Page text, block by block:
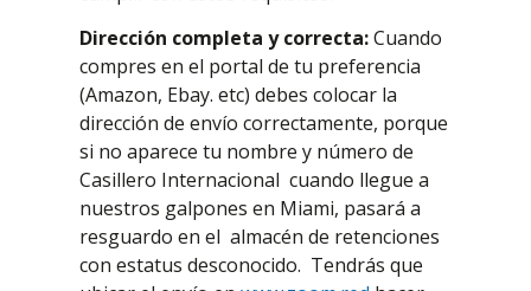
Dirección completa y correcta:Cuando
compres en el portal de tu preferencia
(Amazon, Ebay. etc) debes colocar la
dirección de envío correctamente, porque
si no aparece tu nombre y número de
Casillero Internacional cuando llegue a
nuestros galpones en Miami, pasará a
resguardo en el almacén de retenciones
con estatus desconocido. Tendrás que